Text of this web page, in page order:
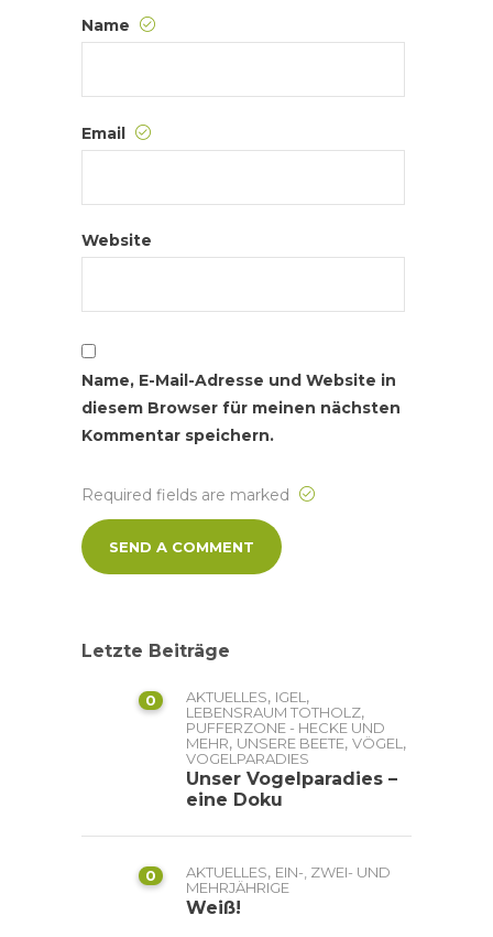
Name
Email
Website
Name, E-Mail-Adresse und Website in
diesem Browser für meinen nächsten
Kommentar speichern.
Required fields are marked
Letzte Beiträge
0 AKTUELLES, IGEL,
LEBENSRAUM TOTHOLZ,
PUFFERZONE - HECKE UND
MEHR, UNSERE BEETE, VÖGEL,
VOGELPARADIES
Unser Vogelparadies –
eine Doku
0 AKTUELLES, EIN-, ZWEI- UND
MEHRJÄHRIGE
Weiß!